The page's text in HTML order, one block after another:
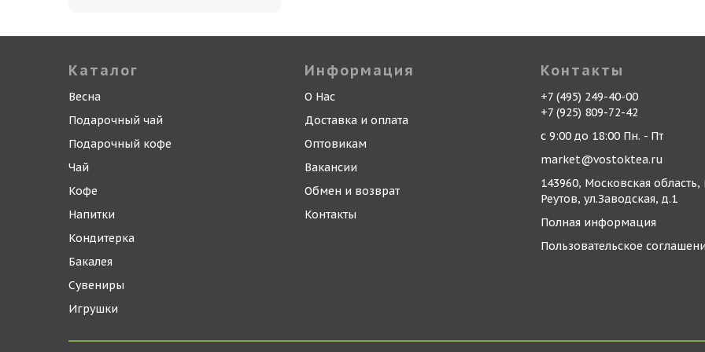
Каталог
Весна
Подарочный чай
Подарочный кофе
Чай
Кофе
Напитки
Кондитерка
Бакалея
Сувениры
Игрушки
Информация
О Нас
Доставка и оплата
Оптовикам
Вакансии
Обмен и возврат
Контакты
Контакты
+7 (495) 249-40-00
+7 (925) 809-72-42
с 9:00 до 18:00 Пн. - Пт
market@vostoktea.ru
143960, Московская область,
Реутов, ул.Заводская, д.1
Полная информация
Пользовательское